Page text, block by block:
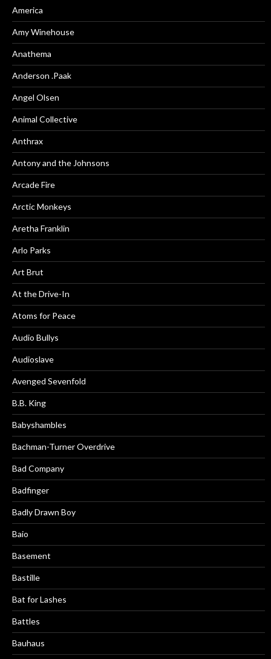
America
Amy Winehouse
Anathema
Anderson .Paak
Angel Olsen
Animal Collective
Anthrax
Antony and the Johnsons
Arcade Fire
Arctic Monkeys
Aretha Franklin
Arlo Parks
Art Brut
At the Drive-In
Atoms for Peace
Audio Bullys
Audioslave
Avenged Sevenfold
B.B. King
Babyshambles
Bachman-Turner Overdrive
Bad Company
Badfinger
Badly Drawn Boy
Baio
Basement
Bastille
Bat for Lashes
Battles
Bauhaus